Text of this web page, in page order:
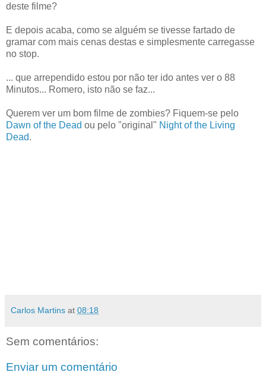
deste filme?
E depois acaba, como se alguém se tivesse fartado de
gramar com mais cenas destas e simplesmente carregasse
no stop.
... que arrependido estou por não ter ido antes ver o 88
Minutos... Romero, isto não se faz...
Querem ver um bom filme de zombies? Fiquem-se pelo
Dawn of the Dead ou pelo "original" Night of the Living
Dead.
Carlos Martins at 08:18
Sem comentários:
Enviar um comentário